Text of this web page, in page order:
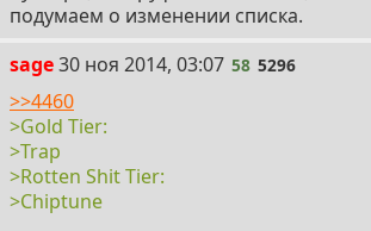
подумаем о изменении списка.
sage58
30 ноя 2014, 03:07 58 5296
>>4460
>Gold Tier:
>Trap
>Rotten Shit Tier:
>Chiptune